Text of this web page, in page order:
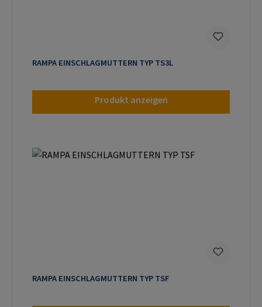
RAMPA EINSCHLAGMUTTERN TYP TS3L
Produkt anzeigen
RAMPA EINSCHLAGMUTTERN TYP TSF